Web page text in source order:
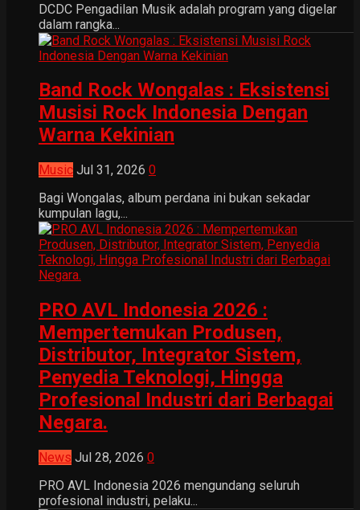
DCDC Pengadilan Musik adalah program yang digelar
dalam rangka...
Band Rock Wongalas : Eksistensi
Musisi Rock Indonesia Dengan
Warna Kekinian
Music Jul 31, 2026 0
Bagi Wongalas, album perdana ini bukan sekadar
kumpulan lagu,...
PRO AVL Indonesia 2026 :
Mempertemukan Produsen,
Distributor, Integrator Sistem,
Penyedia Teknologi, Hingga
Profesional Industri dari Berbagai
Negara.
News Jul 28, 2026 0
PRO AVL Indonesia 2026 mengundang seluruh
profesional industri, pelaku...